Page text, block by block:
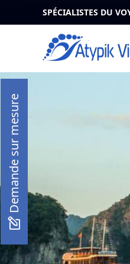
SPÉCIALISTES DU
Demande sur mesure